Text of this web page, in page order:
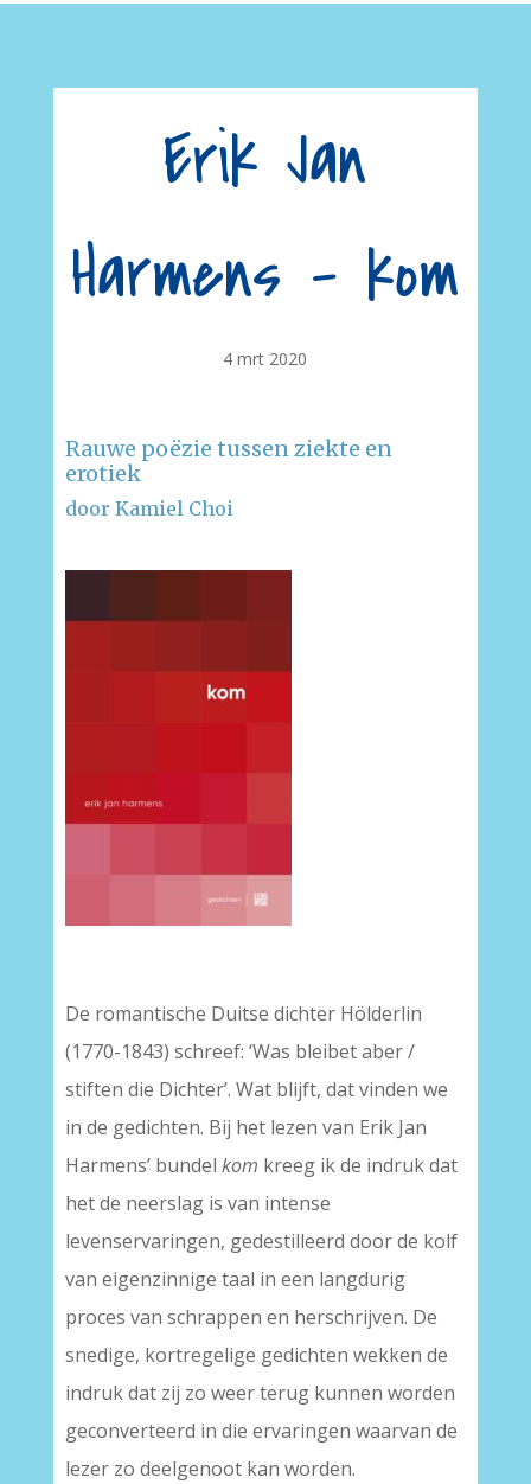
Erik Jan
Harmens – kom
4 mrt 2020
Rauwe poëzie tussen ziekte en
erotiek
door Kamiel Choi
De romantische Duitse dichter Hölderlin
(1770-1843) schreef: ‘Was bleibet aber /
stiften die Dichter’. Wat blijft, dat vinden we
in de gedichten. Bij het lezen van Erik Jan
Harmens’ bundel kom kreeg ik de indruk dat
het de neerslag is van intense
levenservaringen, gedestilleerd door de kolf
van eigenzinnige taal in een langdurig
proces van schrappen en herschrijven. De
snedige, kortregelige gedichten wekken de
indruk dat zij zo weer terug kunnen worden
geconverteerd in die ervaringen waarvan de
lezer zo deelgenoot kan worden.